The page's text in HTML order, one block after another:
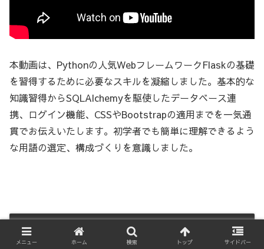
本動画は、Pythonの人気WebフレームワークFlaskの基礎
を習得するために必要なスキルを凝縮しました。基本的な
知識習得からSQLAlchemyを駆使したデータベース連
携、ログイン機能、CSSやBootstrapの適用までを一気通
貫でお伝えいたします。初学者でも簡単に理解できるよう
な用語の選定、構成づくりを意識しました。
まとめ
メニュー ホーム 検索 トップ サイドバー